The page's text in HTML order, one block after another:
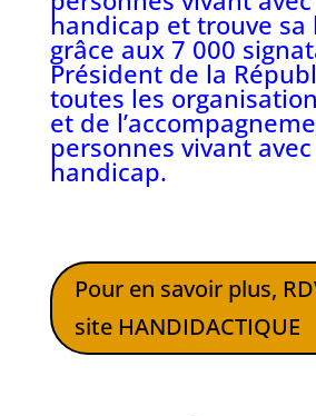
handicap et trouve
grâce aux 7 000
Président de la
toutes les
et de
personnes vivant
handicap.
Pour en savoir plus,
site HANDIDACTIQUE